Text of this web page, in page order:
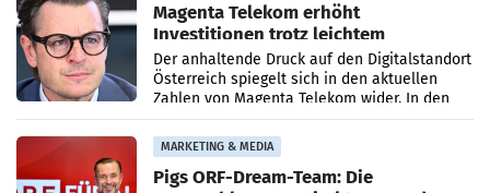
Magenta Telekom erhöht
Investitionen trotz leichtem
Umsatzrückgang
Der anhaltende Druck auf den Digitalstandort
Österreich spiegelt sich in den aktuellen
Zahlen von Magenta Telekom wider. In den
ersten sechs Monaten des laufenden Jahres
verzeichnete
MARKETING & MEDIA
Pigs ORF-Dream-Team: Die